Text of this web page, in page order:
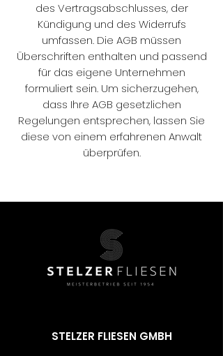
des Vertragsabschlusses, der
Kündigung und des Widerrufs
umfassen. Die AGB müssen
Überschriften enthalten und passend
für das eigene Unternehmen
formuliert sein. Um sicherzugehen,
dass Ihre AGB gesetzlichen
Regelungen entsprechen, lassen Sie
diese von einem erfahrenen Anwalt
überprüfen.
STELZER FLIESEN GMBH